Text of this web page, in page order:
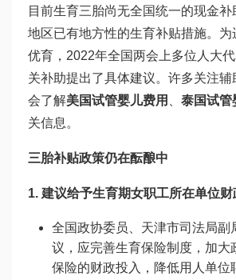
目前生育三胎尚无全国统一的现金
地区已有地方性的生育补贴措施。为
优育，2022年全国两会上多位人大
关补助提出了具体建议。许多关注
会了解美国试管婴儿费用 泰国试管
关信息。
三胎补贴政策仍在酝酿中
1. 建议给予生育期女职工所在单位财
全国政协委员、天津市司法局副
议，应完善生育保险制度，加大
保险的财政投入，降低用人单位